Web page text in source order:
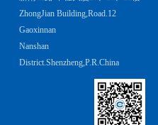
ZhongJian Building,Road.12
Gaoxinnan
Nanshan
District.Shenzheng,P.R.China